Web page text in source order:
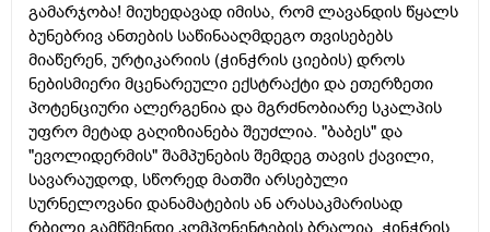
გამარჯობა! მიუხედავად იმისა, რომ ლავანდის წყალს
ბუნებრივ ანთების საწინააღმდეგო თვისებებს
მიაწერენ, ურტიკარიის (ჭინჭრის ციების) დროს
ნებისმიერი მცენარეული ექსტრაქტი და ეთერზეთი
პოტენციური ალერგენია და მგრძნობიარე სკალპის
უფრო მეტად გაღიზიანება შეუძლია. "ბაბეს" და
"ევოლიდერმის" შამპუნების შემდეგ თავის ქავილი,
სავარაუდოდ, სწორედ მათში არსებული
სურნელოვანი დანამატების ან არასაკმარისად